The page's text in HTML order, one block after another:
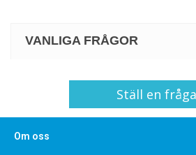
VANLIGA FRÅGOR
Ställ en fråga
Om oss